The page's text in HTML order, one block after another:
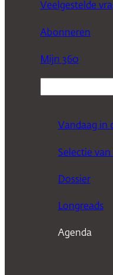
Veelgestelde
Abonneren
Mijn 360
Vandaag in
Selectie
Dossier
Longreads
Agenda